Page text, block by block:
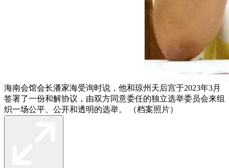
海南会馆会长潘家海受询时说，他和琼州天后宫于2023年3月
签署了一份和解协议，由双方同意委任的独立选举委员会来组
织一场公平、公开和透明的选举。 （档案照片）